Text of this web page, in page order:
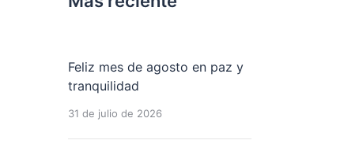
Feliz mes de agosto en paz y
tranquilidad
31 de julio de 2026